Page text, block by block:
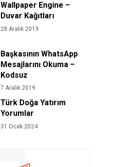
Wallpaper Engine –
Duvar Kağıtları
28 Aralık 2019
Başkasının WhatsApp
Mesajlarını Okuma –
Kodsuz
7 Aralık 2019
Türk Doğa Yatırım
Yorumlar
31 Ocak 2024